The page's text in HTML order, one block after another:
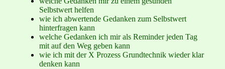
Selbstwert helfen
wie ich abwertende Gedanken zum Selbstwert
hinterfragen kann
welche Gedanken ich mir als Reminder jeden Tag
mit auf den Weg geben kann
wie ich mit der X Prozess Grundtechnik wieder klar
denken kann